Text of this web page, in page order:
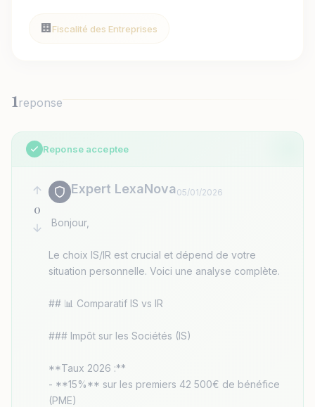
🏢 Fiscalité des Entreprises
1 reponse
Reponse acceptee
0
Expert LexaNova 05/01/2026
Le choix IS/IR est crucial et dépend de votre
situation personnelle. Voici une analyse complète.
## 📊 Comparatif IS vs IR
### Impôt sur les Sociétés (IS)
**Taux 2026 :**
- **15%** sur les premiers 42 500€ de bénéfice
(PME)